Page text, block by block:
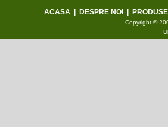
ACASA DESPRE NOI
Copyright ©